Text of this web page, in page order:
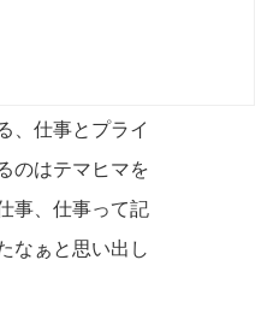
、仕事とプライ
のはテマヒマを
事、仕事って記
なぁと思い出し